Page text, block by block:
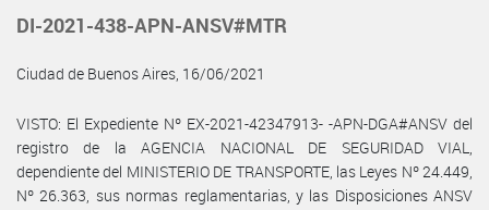
DI-2021-438-APN-ANSV#MTR
Ciudad de Buenos Aires, 16/06/2021
VISTO: El Expediente Nº EX-2021-42347913- -APN-DGA#ANSV del
registro de la AGENCIA NACIONAL DE SEGURIDAD VIAL,
dependiente del MINISTERIO DE TRANSPORTE, las Leyes Nº 24.449,
Nº 26.363, sus normas reglamentarias, y las Disposiciones ANSV